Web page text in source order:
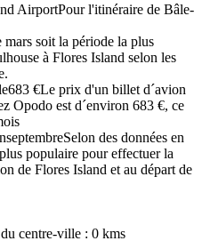
AirportPour l'itinéraire de Bâle-
mars soit la période la plus
à Flores Island selon les
683 €Le prix d'un billet d´avion
Opodo est d´environ 683 €, ce
septembreSelon des données en
populaire pour effectuer la
de Flores Island et au départ de
centre-ville : 0 kms